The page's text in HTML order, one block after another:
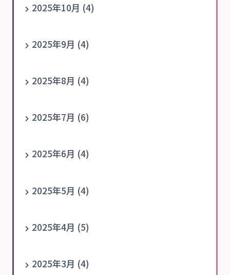
2025年10月 (4)
2025年9月 (4)
2025年8月 (4)
2025年7月 (6)
2025年6月 (4)
2025年5月 (4)
2025年4月 (5)
2025年3月 (4)